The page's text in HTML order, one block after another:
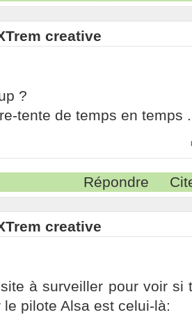
creative
?
tente de temps en temps
Répondre
creative
à surveiller pour voir si
le pilote Alsa est celui-là: